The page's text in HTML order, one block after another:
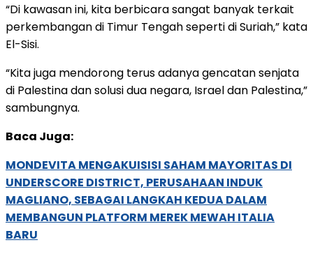
“Di kawasan ini, kita berbicara sangat banyak terkait
perkembangan di Timur Tengah seperti di Suriah,” kata
El-Sisi.
“Kita juga mendorong terus adanya gencatan senjata
di Palestina dan solusi dua negara, Israel dan Palestina,”
sambungnya.
Baca Juga:
MONDEVITA MENGAKUISISI SAHAM MAYORITAS DI
UNDERSCORE DISTRICT, PERUSAHAAN INDUK
MAGLIANO, SEBAGAI LANGKAH KEDUA DALAM
MEMBANGUN PLATFORM MEREK MEWAH ITALIA
BARU